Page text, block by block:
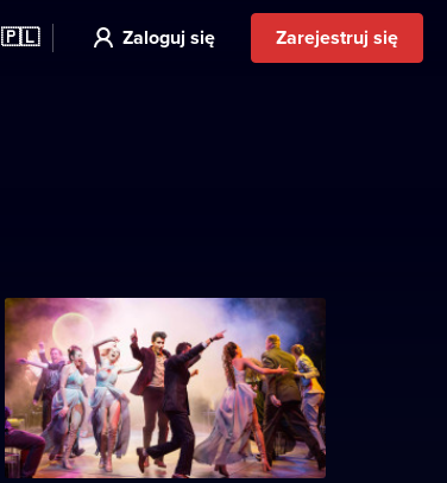
🇵🇱 Zaloguj się Zarejestruj się